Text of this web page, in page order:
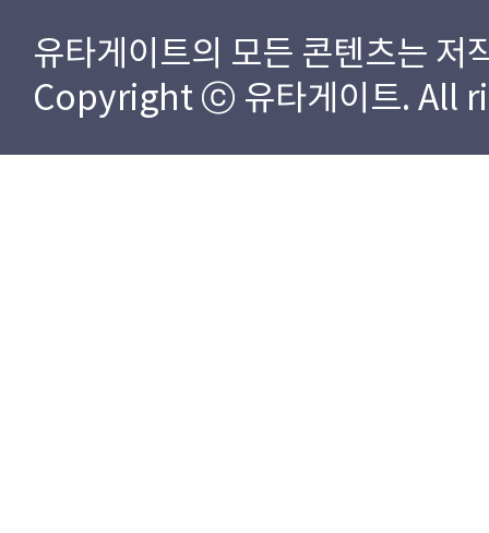
유타게이트의 모든 콘텐츠는 저
Copyright ⓒ 유타게이트. All